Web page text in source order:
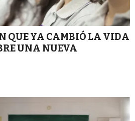
QUE YA CAMBIÓ LA VIDA
UNA NUEVA